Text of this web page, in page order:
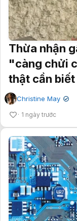
Thừa nhận
"càng chửi
thật cần biết
Christine May ✔
1 ngày trước